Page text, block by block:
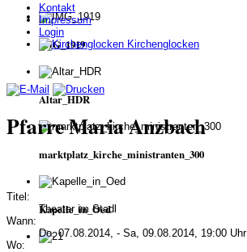
IMG_1919
Altar_HDR
marktplatz_kirche_ministranten_300
Kapelle_in_Oed
Kontakt
Impressum
Login
Kirchenglocken
Pfarre Maria Anzbach
Titel:
Theater im Stadl
Wann:
Do, 07.08.2014, - Sa, 09.08.2014, 19:00 Uhr
Wo: